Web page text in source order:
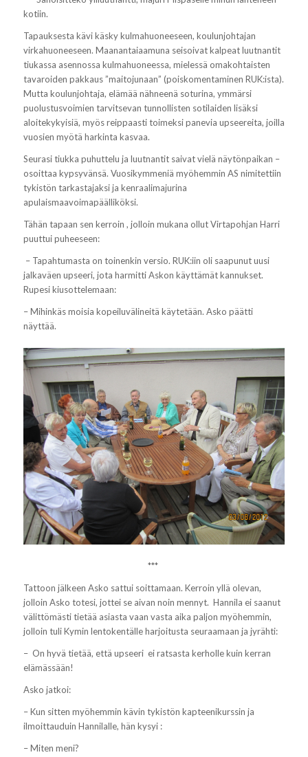
kotiin.
Tapauksesta kävi käsky kulmahuoneeseen, koulunjohtajan
virkahuoneeseen. Maanantaiaamuna seisoivat kalpeat luutnantit
tiukassa asennossa kulmahuoneessa, mielessä omakohtaisten
tavaroiden pakkaus ”maitojunaan” (poiskomentaminen RUK:ista).
Mutta koulunjohtaja, elämää nähneenä soturina, ymmärsi
puolustusvoimien tarvitsevan tunnollisten sotilaiden lisäksi
aloitekykyisiä, myös reippaasti toimeksi panevia upseereita, joilla
vuosien myötä harkinta kasvaa.
Seurasi tiukka puhuttelu ja luutnantit saivat vielä näytönpaikan –
osoittaa kypsyvänsä. Vuosikymmeniä myöhemmin AS nimitettiin
tykistön tarkastajaksi ja kenraalimajurina
apulaismaavoimapäälliköksi.
Tähän tapaan sen kerroin , jolloin mukana ollut Virtapohjan Harri
puuttui puheeseen:
– Tapahtumasta on toinenkin versio. RUK:iin oli saapunut uusi
jalkaväen upseeri, jota harmitti Askon käyttämät kannukset.
Rupesi kiusottelemaan:
– Mihinkäs moisia kopeiluvälineitä käytetään. Asko päätti
näyttää.
***
Tattoon jälkeen Asko sattui soittamaan. Kerroin yllä olevan,
jolloin Asko totesi, jottei se aivan noin mennyt. Hannila ei saanut
välittömästi tietää asiasta vaan vasta aika paljon myöhemmin,
jolloin tuli Kymin lentokentälle harjoitusta seuraamaan ja jyrähti:
– On hyvä tietää, että upseeri ei ratsasta kerholle kuin kerran
elämässään!
Asko jatkoi:
– Kun sitten myöhemmin kävin tykistön kapteenikurssin ja
ilmoittauduin Hannilalle, hän kysyi :
– Miten meni?